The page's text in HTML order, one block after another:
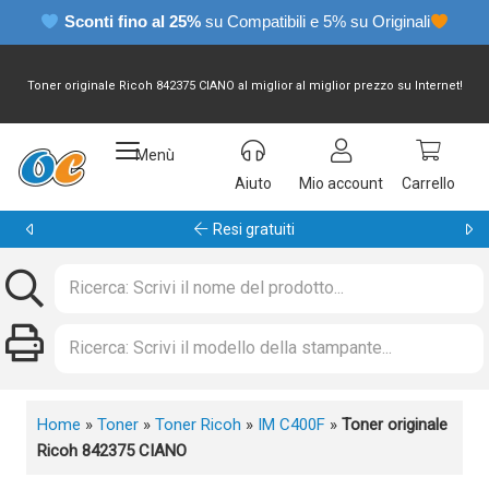
Sconti fino al 25% su Compatibili e 5% su Originali
Toner originale Ricoh 842375 CIANO al miglior al miglior prezzo su Internet!
Menù
Aiuto
Mio account Carrello
Garanzia 24 mesi
Home » Toner » Toner Ricoh » IM C400F » Toner originale
Ricoh 842375 CIANO